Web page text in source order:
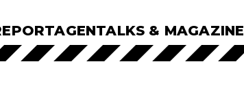
TALKS & MAGAZINE